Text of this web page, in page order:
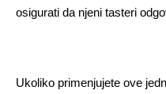
osigurati da njeni tasteri
Ukoliko primenjujete ove